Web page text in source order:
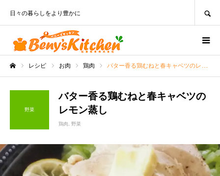
日々の暮らしをより豊かに
レシピ お肉 鶏肉 バター香る鶏むねと春キャベツのレモン蒸し
野菜
バター香る鶏むねと春キャベツの
レモン蒸し
鶏肉 野菜